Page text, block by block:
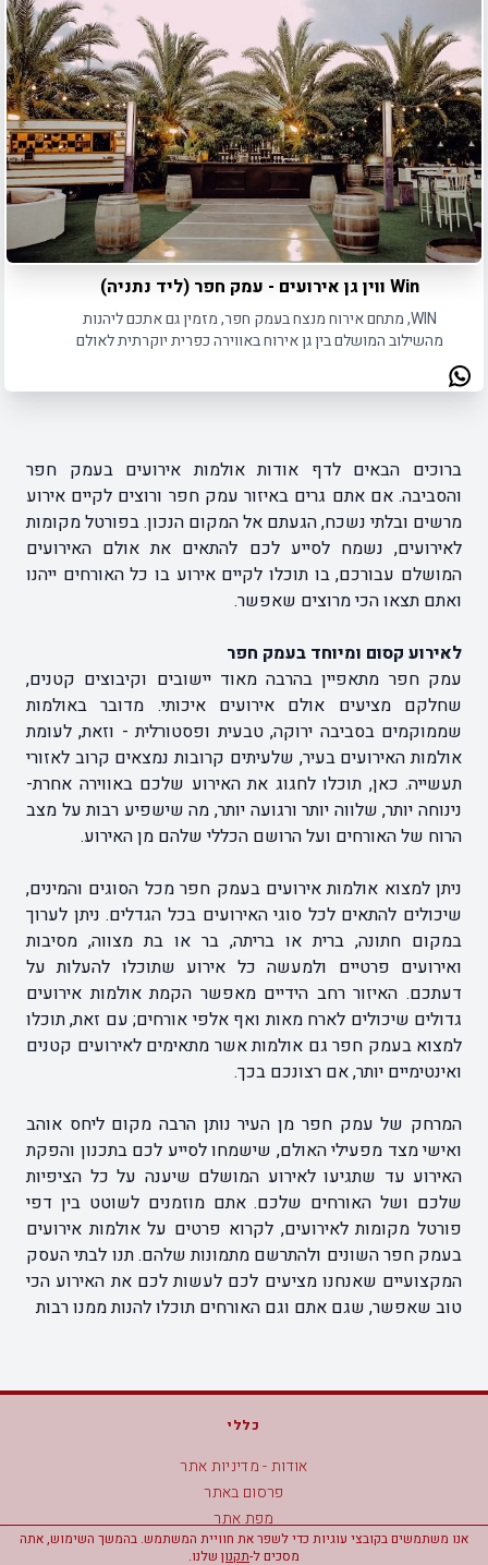
Win ווין גן אירועים - עמק חפר (ליד נתניה)
WIN, מתחם אירוח מנצח בעמק חפר, מזמין גם אתכם ליהנות
מהשילוב המושלם בין גן אירוח באווירה כפרית יוקרתית לאולם
ברוכים הבאים לדף אודות אולמות אירועים בעמק חפר
והסביבה. אם אתם גרים באיזור עמק חפר ורוצים לקיים אירוע
מרשים ובלתי נשכח, הגעתם אל המקום הנכון. בפורטל מקומות
לאירועים, נשמח לסייע לכם להתאים את אולם האירועים
המושלם עבורכם, בו תוכלו לקיים אירוע בו כל האורחים ייהנו
ואתם תצאו הכי מרוצים שאפשר.
לאירוע קסום ומיוחד בעמק חפר
עמק חפר מתאפיין בהרבה מאוד יישובים וקיבוצים קטנים,
שחלקם מציעים אולם אירועים איכותי. מדובר באולמות
שממוקמים בסביבה ירוקה, טבעית ופסטורלית - וזאת, לעומת
אולמות האירועים בעיר, שלעיתים קרובות נמצאים קרוב לאזורי
תעשייה. כאן, תוכלו לחגוג את האירוע שלכם באווירה אחרת-
נינוחה יותר, שלווה יותר ורגועה יותר, מה שישפיע רבות על מצב
הרוח של האורחים ועל הרושם הכללי שלהם מן האירוע.
ניתן למצוא אולמות אירועים בעמק חפר מכל הסוגים והמינים,
שיכולים להתאים לכל סוגי האירועים בכל הגדלים. ניתן לערוך
במקום חתונה, ברית או בריתה, בר או בת מצווה, מסיבות
ואירועים פרטיים ולמעשה כל אירוע שתוכלו להעלות על
דעתכם. האיזור רחב הידיים מאפשר הקמת אולמות אירועים
גדולים שיכולים לארח מאות ואף אלפי אורחים; עם זאת, תוכלו
למצוא בעמק חפר גם אולמות אשר מתאימים לאירועים קטנים
ואינטימיים יותר, אם רצונכם בכך.
המרחק של עמק חפר מן העיר נותן הרבה מקום ליחס אוהב
ואישי מצד מפעילי האולם, שישמחו לסייע לכם בתכנון והפקת
האירוע עד שתגיעו לאירוע המושלם שיענה על כל הציפיות
שלכם ושל האורחים שלכם. אתם מוזמנים לשוטט בין דפי
פורטל מקומות לאירועים, לקרוא פרטים על אולמות אירועים
בעמק חפר השונים ולהתרשם מתמונות שלהם. תנו לבתי העסק
המקצועיים שאנחנו מציעים לכם לעשות לכם את האירוע הכי
טוב שאפשר, שגם אתם וגם האורחים תוכלו להנות ממנו רבות
אנו משתמשים בקובצי עוגיות כדי לשפר את חוויית המשתמש. בהמשך השימוש, אתה
מסכים ל-תקנון שלנו.
כללי
אודות - מדיניות אתר
פרסום באתר
מפת אתר
הצהרת נגישות